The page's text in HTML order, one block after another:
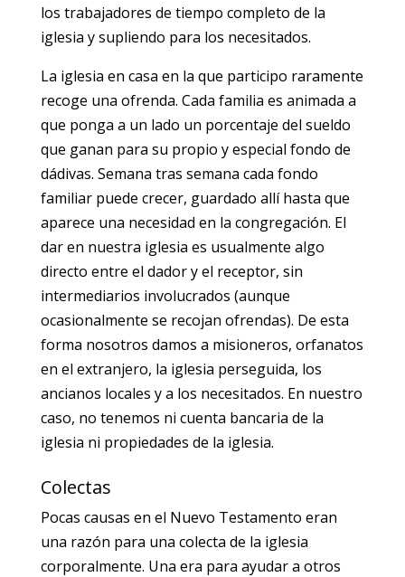
los trabajadores de tiempo completo de la
iglesia y supliendo para los necesitados.
La iglesia en casa en la que participo raramente
recoge una ofrenda. Cada familia es animada a
que ponga a un lado un porcentaje del sueldo
que ganan para su propio y especial fondo de
dádivas. Semana tras semana cada fondo
familiar puede crecer, guardado allí hasta que
aparece una necesidad en la congregación. El
dar en nuestra iglesia es usualmente algo
directo entre el dador y el receptor, sin
intermediarios involucrados (aunque
ocasionalmente se recojan ofrendas). De esta
forma nosotros damos a misioneros, orfanatos
en el extranjero, la iglesia perseguida, los
ancianos locales y a los necesitados. En nuestro
caso, no tenemos ni cuenta bancaria de la
iglesia ni propiedades de la iglesia.
Colectas
Pocas causas en el Nuevo Testamento eran
una razón para una colecta de la iglesia
corporalmente. Una era para ayudar a otros